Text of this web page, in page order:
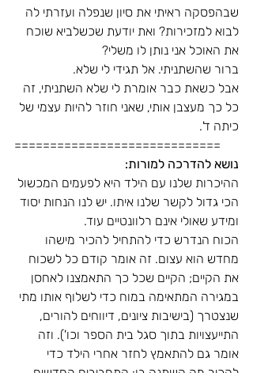
שבהפסקה ראיתי את סיון שנפלה ועזרתי לה
לבוא למזכירות? ואת יודעת שכשלביא שוכח
את האוכל אני נותן לו משלי?
ברור שהשתניתי. אל תגידי לי שלא.
אבל כשאת כבר אומרת לי שלא השתניתי, זה
כל כך מעצבן אותי, שאני חוזר להיות עצמי של
כיתה ד'.
=============================
נושא להדרכה למורות:
ההיכרות שלנו עם הילד היא לפעמים המכשול
הכי גדול לקשר שלנו איתו. יש לנו הנחות יסוד
ומידע שאולי אינם רלוונטיים עוד.
הכוח הנדרש כדי להתחיל להכיר מישהו
מחדש הוא עצום. זה אומר קודם כל לשכוח
את הקיים; הקיים שכל כך התאמצנו לאחסן
במגירה המתאימה במוח כדי לשלוף אותו מתי
שנצטרך (בישיבות ציונים, דיווחים להורים,
התייעצויות בתוך סגל בית הספר וכו'). וזה
אומר גם להתאמץ לחזר אחרי הילד כדי